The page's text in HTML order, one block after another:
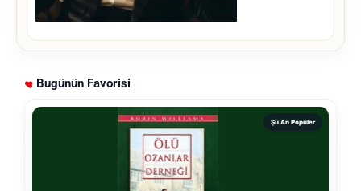
Bugünün Favorisi
Şu An Popüler